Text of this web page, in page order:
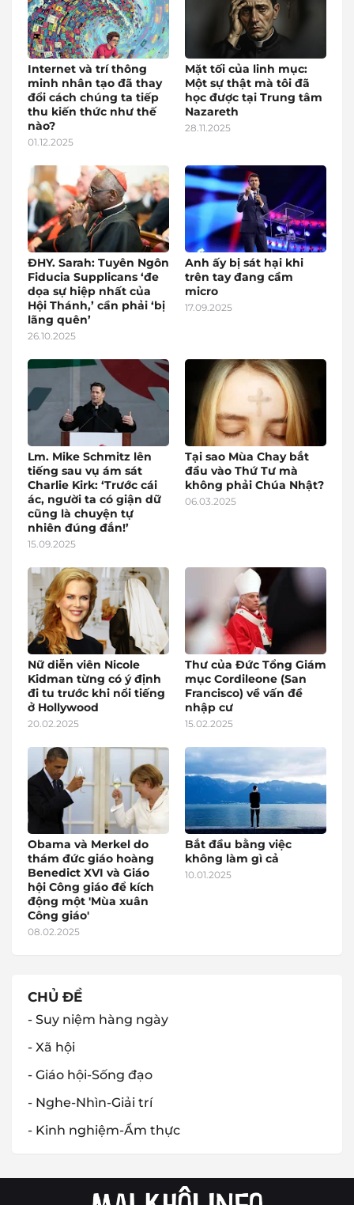
Internet và trí thông
minh nhân tạo đã thay
đổi cách chúng ta tiếp
thu kiến thức như thế
nào?
01.12.2025
Mặt tối của linh mục:
Một sự thật mà tôi đã
học được tại Trung tâm
Nazareth
28.11.2025
ĐHY. Sarah: Tuyên Ngôn
Fiducia Supplicans ‘đe
dọa sự hiệp nhất của
Hội Thánh,’ cần phải ‘bị
lãng quên’
26.10.2025
Anh ấy bị sát hại khi
trên tay đang cầm
micro
17.09.2025
Lm. Mike Schmitz lên
tiếng sau vụ ám sát
Charlie Kirk: ‘Trước cái
ác, người ta có giận dữ
cũng là chuyện tự
nhiên đúng đắn!’
15.09.2025
Tại sao Mùa Chay bắt
đầu vào Thứ Tư mà
không phải Chúa Nhật?
06.03.2025
Nữ diễn viên Nicole
Kidman từng có ý định
đi tu trước khi nổi tiếng
ở Hollywood
20.02.2025
Thư của Đức Tổng Giám
mục Cordileone (San
Francisco) về vấn đề
nhập cư
15.02.2025
Obama và Merkel do
thám đức giáo hoàng
Benedict XVI và Giáo
hội Công giáo để kích
động một 'Mùa xuân
Công giáo'
08.02.2025
Bắt đầu bằng việc
không làm gì cả
10.01.2025
CHỦ ĐỀ
- Suy niệm hàng ngày
- Xã hội
- Giáo hội-Sống đạo
- Nghe-Nhìn-Giải trí
- Kinh nghiệm-Ẩm thực